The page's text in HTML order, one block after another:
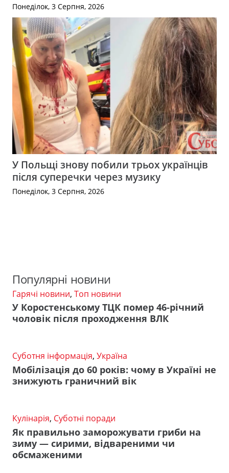
Понеділок, 3 Серпня, 2026
У Польщі знову побили трьох українців
після суперечки через музику
Понеділок, 3 Серпня, 2026
Популярні новини
Гарячі новини, Топ новини
У Коростенському ТЦК помер 46-річний
чоловік після проходження ВЛК
Суботня інформація, Україна
Мобілізація до 60 років: чому в Україні не
знижують граничний вік
Кулінарія, Суботні поради
Як правильно заморожувати гриби на
зиму — сирими, відвареними чи
обсмаженими